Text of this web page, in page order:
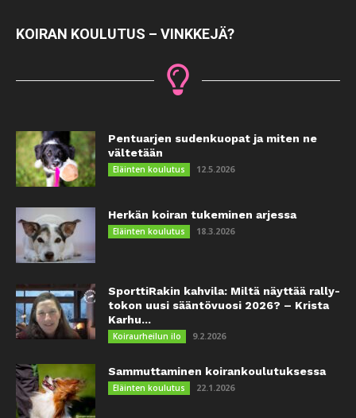
KOIRAN KOULUTUS – VINKKEJÄ?
Pentuarjen sudenkuopat ja miten ne
vältetään
Eläinten koulutus 12.5.2026
Herkän koiran tukeminen arjessa
Eläinten koulutus 18.3.2026
SporttiRakin kahvila: Miltä näyttää rally-
tokon uusi sääntövuosi 2026? – Krista
Karhu...
Koiraurheilun ilo 9.2.2026
Sammuttaminen koirankoulutuksessa
Eläinten koulutus 22.1.2026